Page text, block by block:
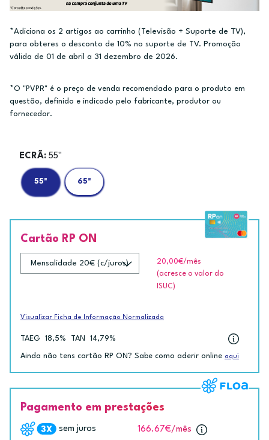
*Adiciona os 2 artigos ao carrinho (Televisão + Suporte de TV),
para obteres o desconto de 10% no suporte de TV. Promoção
válida de 01 de abril a 31 dezembro de 2026.
*O "PVPR" é o preço de venda recomendado para o produto em
questão, definido e indicado pelo fabricante, produtor ou
fornecedor.
ECRÃ: 55"
55" 65"
Cartão RP ON
20,00€/mês
(acresce o valor do
ISUC)
Visualizar Ficha de Informação Normalizada
TAEG 18,5% TAN 14,79%
Ainda não tens cartão RP ON? Sabe como aderir online aqui
Pagamento em prestações
sem juros 166.67€/mês